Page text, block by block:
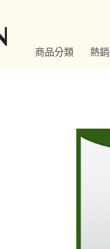
商品分類 熱